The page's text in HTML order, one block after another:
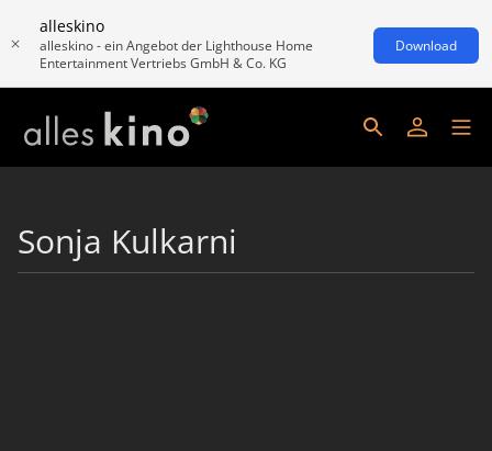
alleskino
alleskino - ein Angebot der Lighthouse Home
Entertainment Vertriebs GmbH & Co. KG
Download
Sonja Kulkarni